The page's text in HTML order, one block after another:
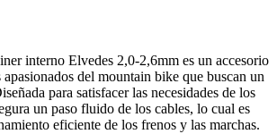
interno Elvedes 2,0-2,6mm es un accesorio
apasionados del mountain bike que buscan un
para satisfacer las necesidades de los
un paso fluido de los cables, lo cual es
eficiente de los frenos y las marchas.